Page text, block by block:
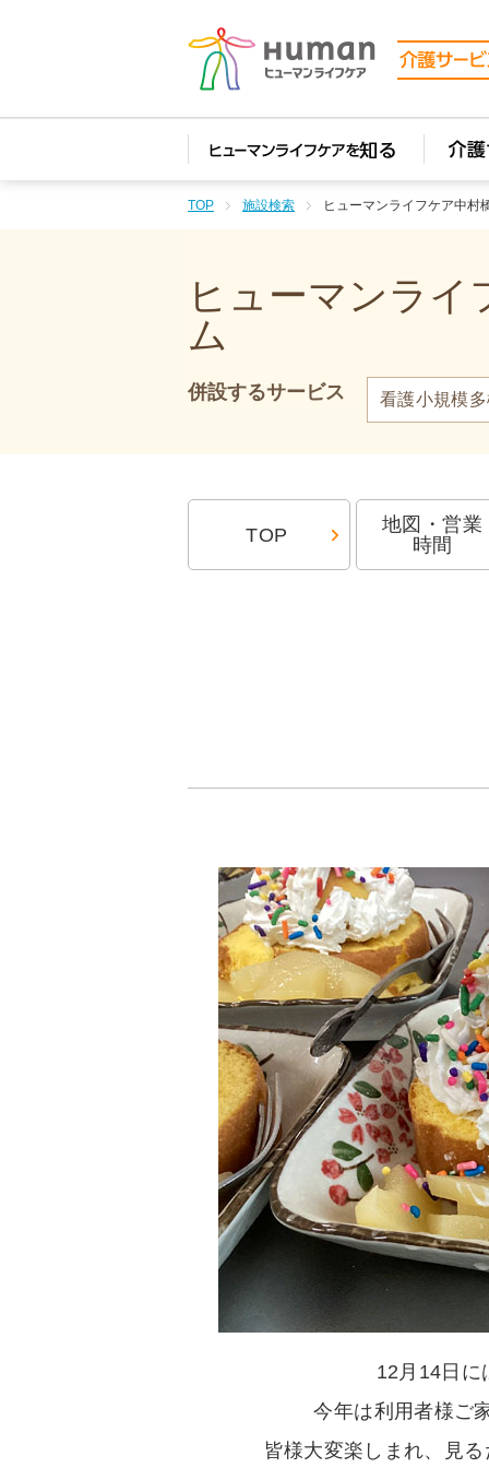
TOP 施設検索 ヒューマンライフケア中村
ヒューマンライ
ム
併設するサービス 看護小規模
TOP
地図・営業
時間
12月14日に
今年は利用者様ご
皆様大変楽しまれ、見